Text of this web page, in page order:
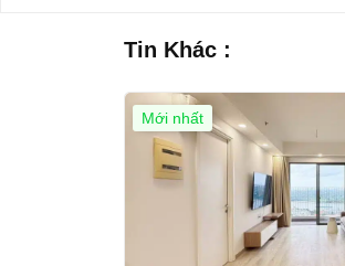
Tin Khác :
Mới nhất